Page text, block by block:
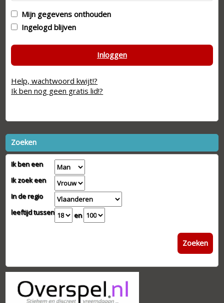
Mijn gegevens onthouden
Ingelogd blijven
Inloggen
Help, wachtwoord kwijt!?
Ik ben nog geen gratis lid!?
Zoeken
Ik ben een
Ik zoek een
In de regio
leeftijd tussen
en
Zoeken